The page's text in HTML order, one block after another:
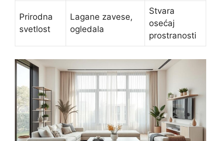
Prirodna
svetlost
Lagane zavese,
ogledala
Stvara
osećaj
prostranosti